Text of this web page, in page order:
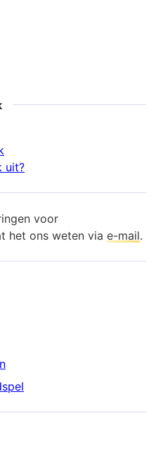
uit?
voor
het ons weten via e-mail.